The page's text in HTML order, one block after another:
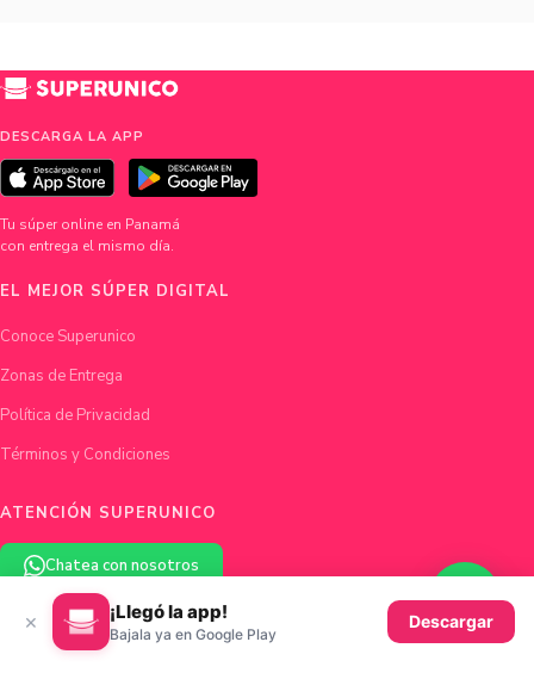
DESCARGA LA APP
Tu súper online en Panamá
con entrega el mismo día.
EL MEJOR SÚPER DIGITAL
Conoce Superunico
Zonas de Entrega
Política de Privacidad
Términos y Condiciones
ATENCIÓN SUPERUNICO
Chatea con nosotros
hola@superunico.com
Ciudad de Panamá, Panamá
× ¡Llegó la app!
Bajala ya en Google Play
Descargar